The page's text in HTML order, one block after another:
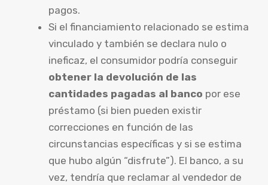
pagos.
Si el financiamiento relacionado se estima
vinculado y también se declara nulo o
ineficaz, el consumidor podría conseguir
obtener la devolución de las
cantidades pagadas al banco por ese
préstamo (si bien pueden existir
correcciones en función de las
circunstancias específicas y si se estima
que hubo algún “disfrute”). El banco, a su
vez, tendría que reclamar al vendedor de